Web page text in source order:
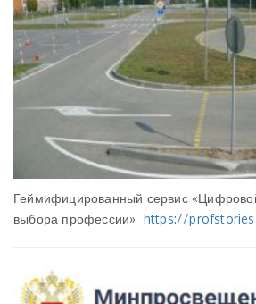
Геймифицированный сервис
выбора профессии» https://